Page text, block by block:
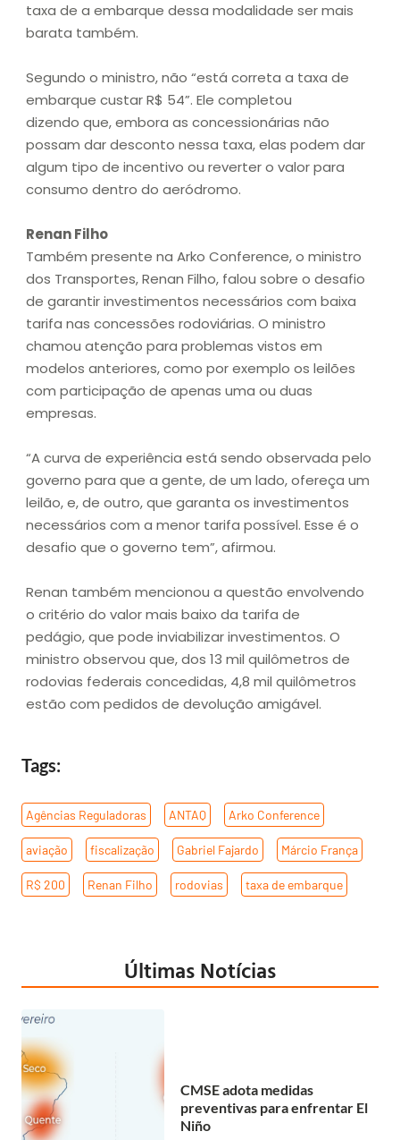
taxa de a embarque dessa modalidade ser mais
barata também.
Segundo o ministro, não “está correta a taxa de
embarque custar R$ 54”. Ele completou
dizendo que, embora as concessionárias não
possam dar desconto nessa taxa, elas podem dar
algum tipo de incentivo ou reverter o valor para
consumo dentro do aeródromo.
Renan Filho
Também presente na Arko Conference, o ministro
dos Transportes, Renan Filho, falou sobre o desafio
de garantir investimentos necessários com baixa
tarifa nas concessões rodoviárias. O ministro
chamou atenção para problemas vistos em
modelos anteriores, como por exemplo os leilões
com participação de apenas uma ou duas
empresas.
“A curva de experiência está sendo observada pelo
governo para que a gente, de um lado, ofereça um
leilão, e, de outro, que garanta os investimentos
necessários com a menor tarifa possível. Esse é o
desafio que o governo tem”, afirmou.
Renan também mencionou a questão envolvendo
o critério do valor mais baixo da tarifa de
pedágio, que pode inviabilizar investimentos. O
ministro observou que, dos 13 mil quilômetros de
rodovias federais concedidas, 4,8 mil quilômetros
estão com pedidos de devolução amigável.
Tags:
Agências Reguladoras ANTAQ Arko Conference
aviação fiscalização Gabriel Fajardo Márcio França
R$ 200 Renan Filho rodovias taxa de embarque
Últimas Notícias
CMSE adota medidas
preventivas para enfrentar El
Niño